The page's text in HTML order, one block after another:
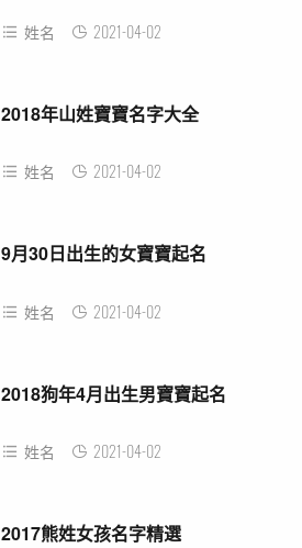
姓名 2021-04-02
2018年山姓寶寶名字大全
姓名 2021-04-02
9月30日出生的女寶寶起名
姓名 2021-04-02
2018狗年4月出生男寶寶起名
姓名 2021-04-02
2017熊姓女孩名字精選